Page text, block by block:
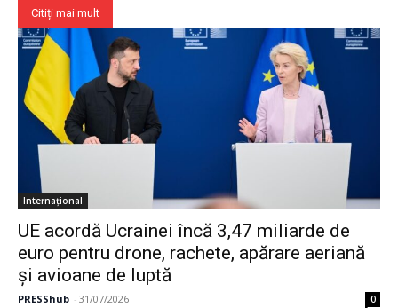
Citiți mai mult
Internațional
UE acordă Ucrainei încă 3,47 miliarde de
euro pentru drone, rachete, apărare aeriană
și avioane de luptă
PRESShub - 31/07/2026 0